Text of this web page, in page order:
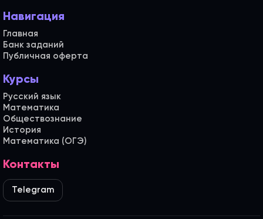
Навигация
Главная
Банк заданий
Публичная оферта
Курсы
Русский язык
Математика
Обществознание
История
Математика (ОГЭ)
Контакты
Telegram